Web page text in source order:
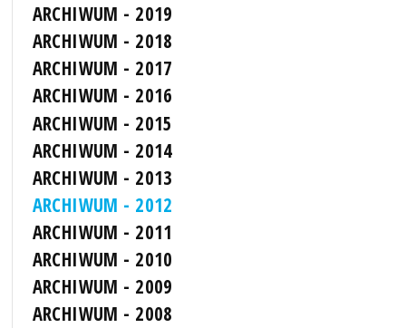
ARCHIWUM - 2019
ARCHIWUM - 2018
ARCHIWUM - 2017
ARCHIWUM - 2016
ARCHIWUM - 2015
ARCHIWUM - 2014
ARCHIWUM - 2013
ARCHIWUM - 2012
ARCHIWUM - 2011
ARCHIWUM - 2010
ARCHIWUM - 2009
ARCHIWUM - 2008